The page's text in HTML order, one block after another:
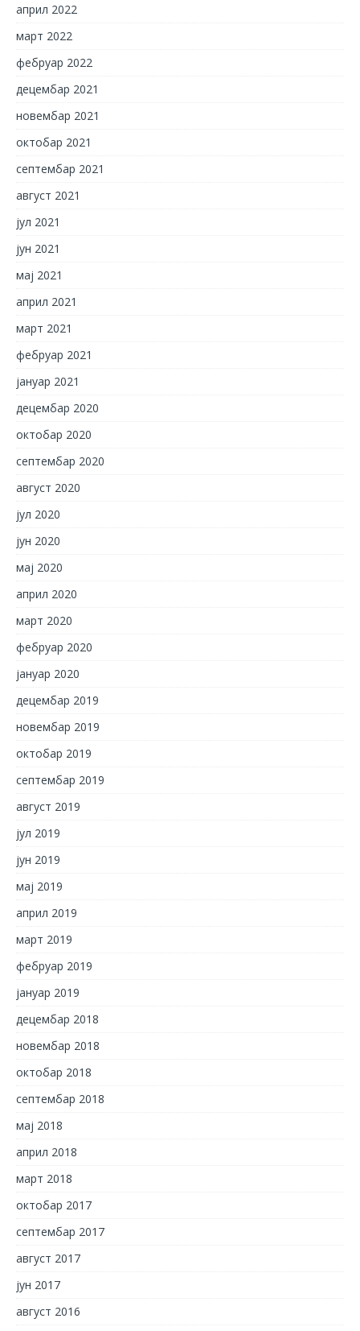
април 2022
март 2022
фебруар 2022
децембар 2021
новембар 2021
октобар 2021
септембар 2021
август 2021
јул 2021
јун 2021
мај 2021
април 2021
март 2021
фебруар 2021
јануар 2021
децембар 2020
октобар 2020
септембар 2020
август 2020
јул 2020
јун 2020
мај 2020
април 2020
март 2020
фебруар 2020
јануар 2020
децембар 2019
новембар 2019
октобар 2019
септембар 2019
август 2019
јул 2019
јун 2019
мај 2019
април 2019
март 2019
фебруар 2019
јануар 2019
децембар 2018
новембар 2018
октобар 2018
септембар 2018
мај 2018
април 2018
март 2018
октобар 2017
септембар 2017
август 2017
јун 2017
август 2016